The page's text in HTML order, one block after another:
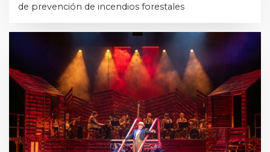
de prevención de incendios forestales